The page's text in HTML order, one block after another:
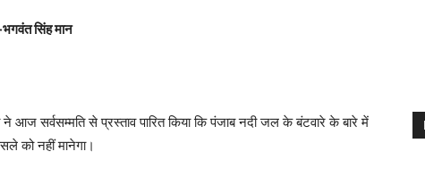
भगवंत सिंह मान
आज सर्वसम्मति से प्रस्ताव पारित किया कि पंजाब नदी जल के बंटवारे के बारे में
को नहीं मानेगा।